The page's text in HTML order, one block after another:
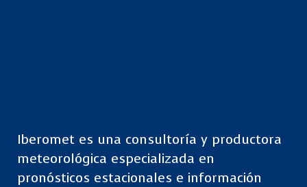
Iberomet es una consultoría y productora
meteorológica especializada en
pronósticos estacionales e información